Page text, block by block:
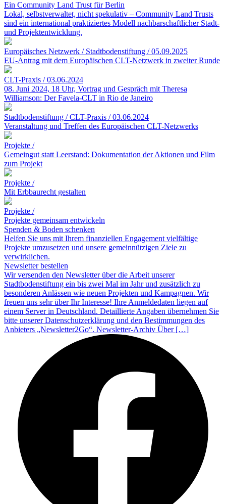
Ein Community Land Trust für Berlin
Lokal, selbstverwaltet, nicht spekulativ – Community Land Trusts
sind ein international praktiziertes Modell nachbarschaftlicher Stadt-
und Projektentwicklung.
Europäisches Netzwerk / Stadtbodenstiftung / 05.09.2025
EU-Antrag mit dem Europäischen CLT-Netzwerk in zweiter Runde
CLT-Praxis / 03.06.2024
08. Juni 2024, 18 Uhr, Vortrag und Gespräch mit Theresa
Williamson: Der Favela-CLT in Rio de Janeiro
Stadtbodenstiftung / CLT-Praxis / 03.06.2024
Veranstaltung und Treffen des Europäischen CLT-Netzwerks
Projekte /
Gemeingut statt Leerstand: Dokumentation der Aktionen und Film
zum Projekt
Projekte /
Mit Erb­bau­recht gestalten
Projekte /
Projekte gemeinsam entwickeln
Spenden & Boden schenken
Helfen Sie uns mit Ihrem finanziellen Engagement vielfältige
Projekte umzusetzen und unsere gemeinnützigen Ziele zu
verwirklichen.
Newsletter bestellen
Wir versenden den Newsletter über die Arbeit unserer
Stadtbodenstiftung ein bis zwei Mal im Jahr und zusätzlich zu
besonderen Anlässen wie neuen Projekten und Kampagnen. Wir
freuen uns sehr über Ihr Interesse! Ihre Anmeldedaten liegen auf
einem Server in Deutschland. Detaillierte Angaben übernehmen Sie
bitte unserer Datenschutzerklärung und den Bestimmungen des
Anbieters „Newsletter2Go“. Newsletter-Archiv Über […]